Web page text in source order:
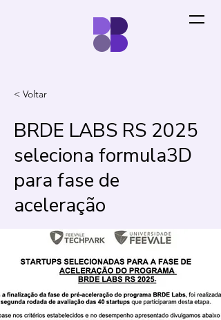
< Voltar
BRDE LABS RS 2025
seleciona formula3D
para fase de
aceleração